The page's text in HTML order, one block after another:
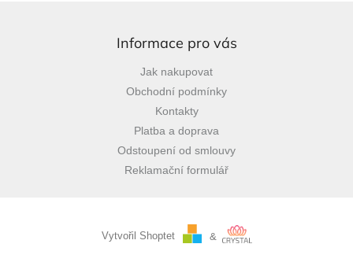
r
v
k
v
ý
p
i
s
u
Informace pro vás
Jak nakupovat
Obchodní podmínky
Kontakty
Platba a doprava
Odstoupení od smlouvy
Reklamační formulář
Vytvořil Shoptet &